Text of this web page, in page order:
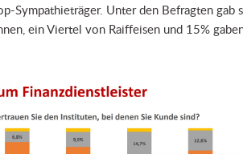
Sympathieträger. Unter den Befragten gab
ein Viertel von Raiffeisen und 15%